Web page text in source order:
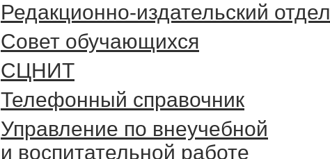
Редакционно-издательский отдел
Cовет обучающихся
СЦНИТ
Телефонный справочник
Управление по внеучебной
и воспитательной работе